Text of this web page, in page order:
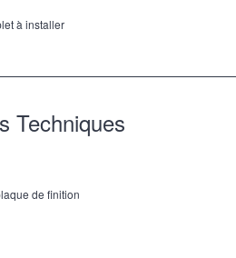
à installer
Techniques
de finition